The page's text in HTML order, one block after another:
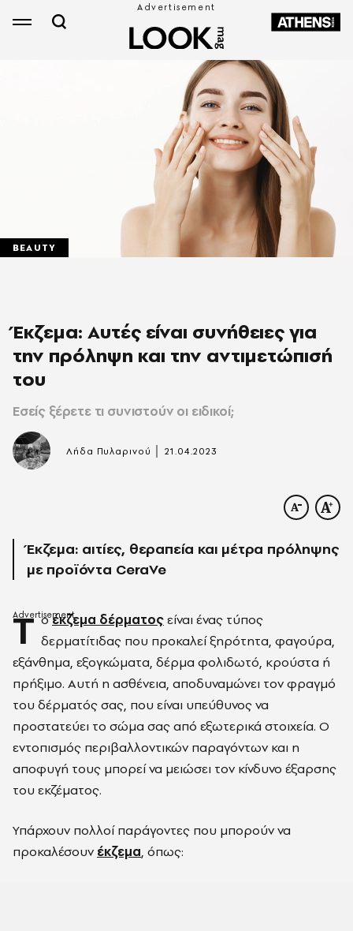
BEAUTY
Έκζεμα: Αυτές είναι συνήθειες για
την πρόληψη και την αντιμετώπισή
του
Εσείς ξέρετε τι συνιστούν οι ειδικοί;
Λήδα Πυλαρινού 21.04.2023
Έκζεμα: αιτίες, θεραπεία και μέτρα πρόληψης
με προϊόντα CeraVe
Τ οέκζεμα δέρματοςείναι ένας τύπος
δερματίτιδας που προκαλεί ξηρότητα, φαγούρα,
εξάνθημα, εξογκώματα, δέρμα φολιδωτό, κρούστα ή
πρήξιμο. Αυτή η ασθένεια, αποδυναμώνει τον φραγμό
του δέρματός σας, που είναι υπεύθυνος να
προστατεύει το σώμα σας από εξωτερικά στοιχεία. Ο
εντοπισμός περιβαλλοντικών παραγόντων και η
αποφυγή τους μπορεί να μειώσει τον κίνδυνο έξαρσης
του εκζέματος.
Υπάρχουν πολλοί παράγοντες που μπορούν να
προκαλέσουν έκζεμα, όπως: